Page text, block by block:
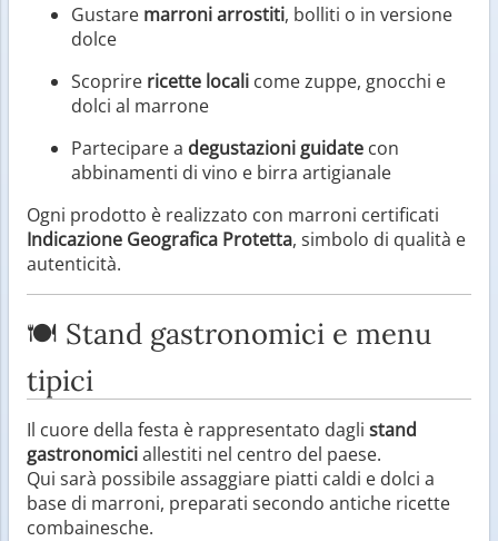
Gustare marroni arrostiti, bolliti o in versione
dolce
Scoprire ricette locali come zuppe, gnocchi e
dolci al marrone
Partecipare a degustazioni guidate con
abbinamenti di vino e birra artigianale
Ogni prodotto è realizzato con marroni certificati
Indicazione Geografica Protetta, simbolo di qualità e
autenticità.
🍽️ Stand gastronomici e menu
tipici
Il cuore della festa è rappresentato dagli stand
gastronomiciallestiti nel centro del paese.
Qui sarà possibile assaggiare piatti caldi e dolci a
base di marroni, preparati secondo antiche ricette
combainesche.